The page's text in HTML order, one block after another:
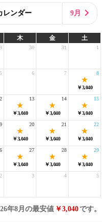
レンダー 9月
木 金 土
30 31 1
5 6 7
￥3,040
8
￥3,040
13
￥3,040
14
￥3,040
15
￥3,040
20
￥3,040
21
￥3,040
22
￥3,040
27
￥3,040
28
￥3,040
29
2 3 4 5
年8月の最安値 ￥3,040です。